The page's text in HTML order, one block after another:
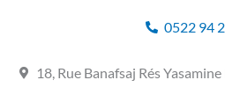
0522 94
18, Rue Banafsaj Rés